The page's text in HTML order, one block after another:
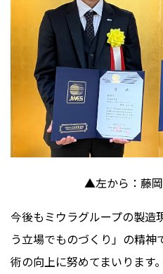
▲左から：藤
今後もミウラグループの製造
う立場でものづくり」の精
術の向上に努めてまいります。